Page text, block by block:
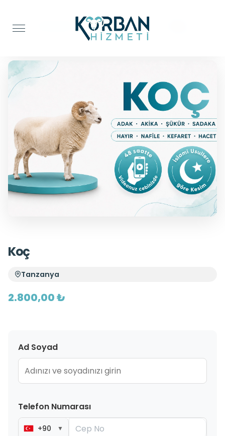
Adak Kurbanı
Koç
Tanzanya
2.800,00 ₺
Ad Soyad
Telefon Numarası
+90 ▼